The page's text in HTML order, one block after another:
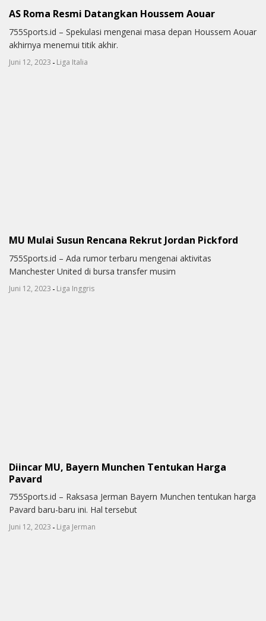
AS Roma Resmi Datangkan Houssem Aouar
755Sports.id – Spekulasi mengenai masa depan Houssem Aouar
akhirnya menemui titik akhir.
Juni 12, 2023 - Liga Italia
MU Mulai Susun Rencana Rekrut Jordan Pickford
755Sports.id – Ada rumor terbaru mengenai aktivitas
Manchester United di bursa transfer musim
Juni 12, 2023 - Liga Inggris
Diincar MU, Bayern Munchen Tentukan Harga
Pavard
755Sports.id – Raksasa Jerman Bayern Munchen tentukan harga
Pavard baru-baru ini. Hal tersebut
Juni 12, 2023 - Liga Jerman